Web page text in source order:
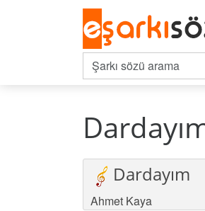
Dardayım
Ahmet Kaya